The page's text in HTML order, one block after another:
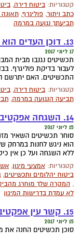
קטגוריות:ביטוח דירה,
כתב ויתור, פוליגרף,
תביעתך נגועה במרמה
13. דוכן העדים הוא הפוליגרף האמיתי
17 ליוני 2017
תכשיטים נגנבו מבית
לעבור בדיקת פוליגרף.
התכשיטים. האם יתרשם
קטגוריות:ביטוח דירה,
תביעה הנגועה במרמה,
14. השגחה אפקטיבית
15 ליוני 2017
סוחר תכשיטים השאיר
ללא השגחה ועל כן אין
קטגוריות: אמצעי מיגון,
ביטוח יהלומים ותכשיטים,
, המקרה שלך מוחרג
לא עמדת בדרישות המיגון
15. קשר עין אפקטיבי
15 ליוני 2017
סוכן תכשיטים החנה את